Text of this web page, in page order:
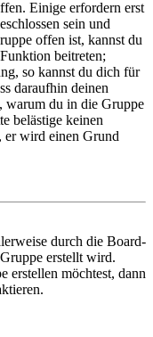
Einige erfordern erst
sein und
offen ist, kannst du
beitreten;
so kannst du dich für
daraufhin deinen
warum du in die Gruppe
belästige keinen
er wird einen Grund
durch die Board-
erstellt wird.
erstellen möchtest, dann